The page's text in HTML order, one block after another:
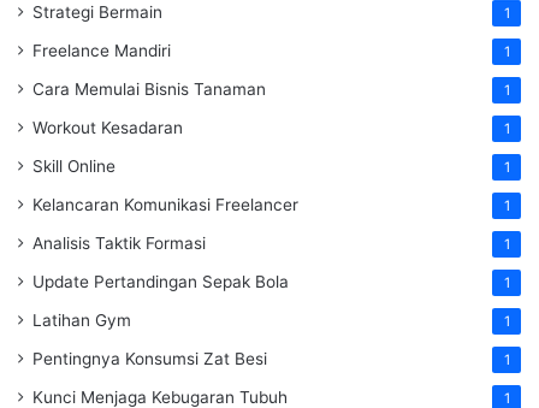
Strategi Bermain 1
Freelance Mandiri 1
Cara Memulai Bisnis Tanaman 1
Workout Kesadaran 1
Skill Online 1
Kelancaran Komunikasi Freelancer 1
Analisis Taktik Formasi 1
Update Pertandingan Sepak Bola 1
Latihan Gym 1
Pentingnya Konsumsi Zat Besi 1
Kunci Menjaga Kebugaran Tubuh 1